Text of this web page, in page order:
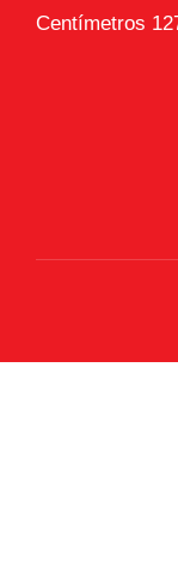
Centímetros